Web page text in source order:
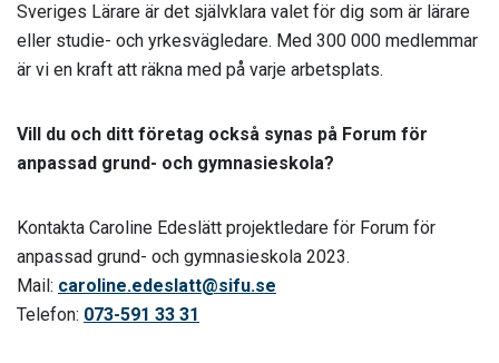
Sveriges Lärare är det självklara valet för dig som är lärare
eller studie- och yrkesvägledare. Med 300 000 medlemmar
är vi en kraft att räkna med på varje arbetsplats.
Vill du och ditt företag också synas på Forum för
anpassad grund- och gymnasieskola?
Kontakta Caroline Edeslätt projektledare för Forum för
anpassad grund- och gymnasieskola 2023.
Mail: caroline.edeslatt@sifu.se
Telefon: 073-591 33 31